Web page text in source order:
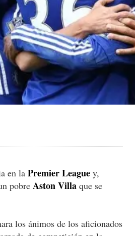
en la Premier League y,
pobre Aston Villa que se
los ánimos de los aficionados